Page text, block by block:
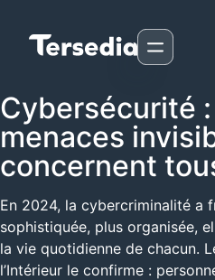
Cybersécurité
menaces
concernent
En 2024, la cybercriminalité a
sophistiquée, plus organisée,
la vie quotidienne de chacun.
l’Intérieur le confirme :